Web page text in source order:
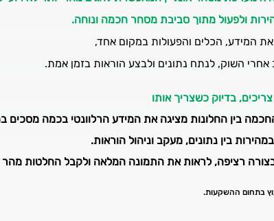
ולפעול מתוך סביבת מסחר חכמה ונוחה.
המידע, הכלים והפעולות במקום אחד,
אחרי השוק, לנתח נתונים ולבצע הוראות בזמן אמת.
בדיוק כשצריך אותו
בין החלונות מציגה את המידע הרלוונטי בכמה מסכים
בין נתונים, מעקב וניהול הוראות.
רציפה, לראות את התמונה המלאה ולקבל החלטות מהר
בתחום ההשקעות.